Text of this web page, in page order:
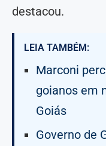
destacou.
LEIA TAMBÉM:
Marconi
goianos em
Goiás
Governo de